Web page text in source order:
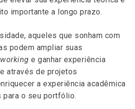
importante a longo prazo.
aqueles que sonham com
podem ampliar suas
e ganhar experiência
através de projetos
a experiência acadêmica
o seu portfólio.